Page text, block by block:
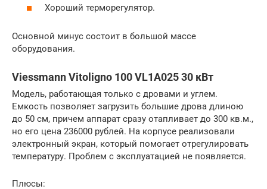
Хороший терморегулятор.
Основной минус состоит в большой массе
оборудования.
Viessmann Vitoligno 100 VL1A025 30 кВт
Модель, работающая только с дровами и углем.
Емкость позволяет загрузить большие дрова длиною
до 50 см, причем аппарат сразу отапливает до 300 кв.м.,
но его цена 236000 рублей. На корпусе реализовали
электронный экран, который помогает отрегулировать
температуру. Проблем с эксплуатацией не появляется.
Плюсы: